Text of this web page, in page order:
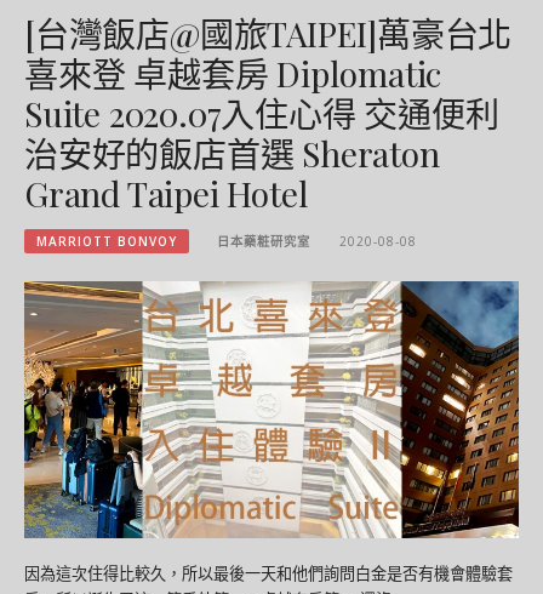
[台灣飯店@國旅TAIPEI]萬豪台北
喜來登 卓越套房 Diplomatic
Suite 2020.07入住心得 交通便利
治安好的飯店首選 Sheraton
Grand Taipei Hotel
MARRIOTT BONVOY 日本藥粧研究室 2020-08-08
因為這次住得比較久，所以最後一天和他們詢問白金是否有機會體驗套